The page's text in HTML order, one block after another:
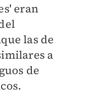
eran
las de
a
de